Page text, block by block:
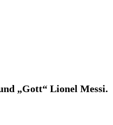
„Gott“ Lionel Messi.